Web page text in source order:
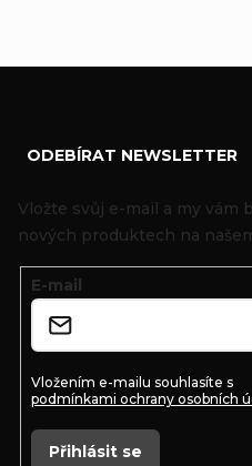
ODEBÍRAT NEWSLETTER
Vložte svůj e-mail a my vám
nových produktech na
E-mail
Vložením e-mailu souhlasíte s
podmínkami ochrany osobních
Přihlásit se